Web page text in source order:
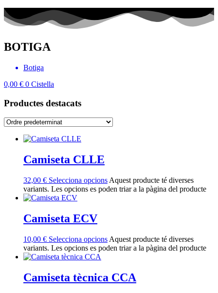
BOTIGA
Botiga
0,00 € 0 Cistella
Productes destacats
Camiseta CLLE
32,00 € Selecciona opcions Aquest producte té diverses
variants. Les opcions es poden triar a la pàgina del producte
Camiseta ECV
10,00 € Selecciona opcions Aquest producte té diverses
variants. Les opcions es poden triar a la pàgina del producte
Camiseta tècnica CCA